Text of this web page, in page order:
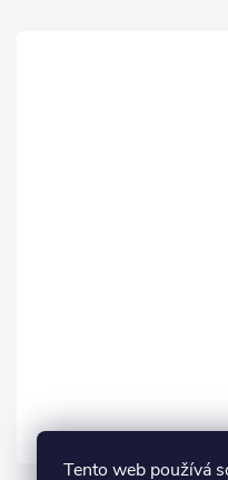
Tento web používá